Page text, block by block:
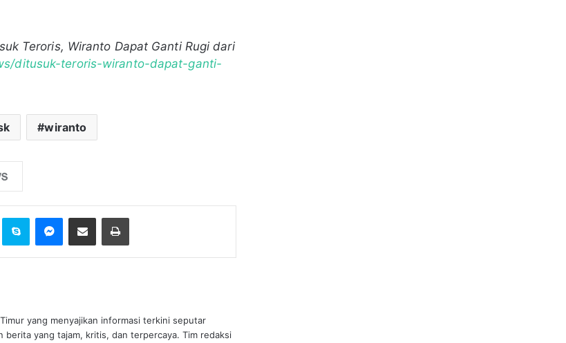
Teroris, Wiranto Dapat Ganti Rugi dari
ditusuk-teroris-wiranto-dapat-ganti-
wiranto
Skype Messenger
Bagikan melalui Email Cetak
yang menyajikan informasi terkini seputar
yang tajam, kritis, dan terpercaya. Tim redaksi